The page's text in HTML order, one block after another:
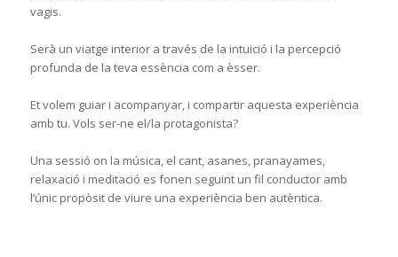
vagis.
Serà un viatge interior a través de la intuició i la percepció
profunda de la teva essència com a èsser.
Et volem guiar i acompanyar, i compartir aquesta experiència
amb tu. Vols ser-ne el/la protagonista?
Una sessió on la música, el cant, asanes, pranayames,
relaxació i meditació es fonen seguint un fil conductor amb
l’únic propòsit de viure una experiència ben autèntica.